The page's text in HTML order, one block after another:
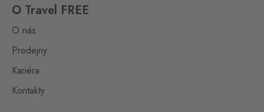
O Travel FREE
O nás
Prodejny
Kariéra
Kontakty